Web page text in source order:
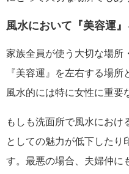
風水において『美容運
家族全員が使う大切な場所
『美容運』を左右する場所
風水的には特に女性に重要
もしも洗面所で風水におけ
としての魅力が低下したり
す。最悪の場合、夫婦仲に